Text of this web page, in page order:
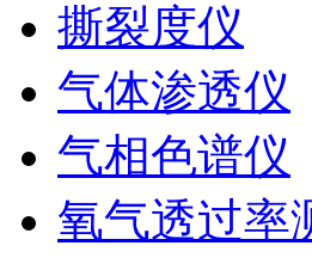
撕裂度仪
气体渗透仪
气相色谱仪
氧气透过率